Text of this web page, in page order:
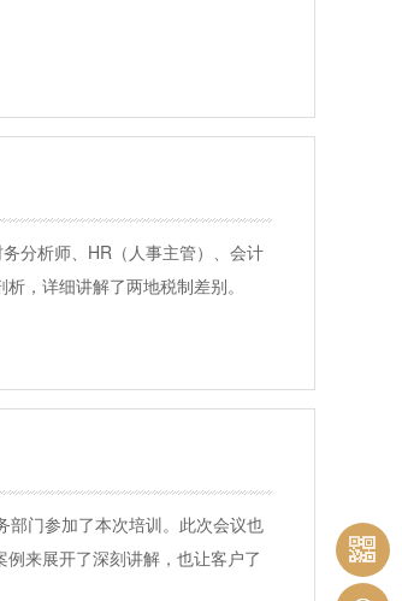
分析师、HR（人事主管）、会计
，详细讲解了两地税制差别。
部门参加了本次培训。此次会议也
来展开了深刻讲解，也让客户了